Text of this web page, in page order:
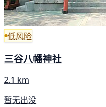
低风险
三谷八幡神社
2.1 km
暂无出没